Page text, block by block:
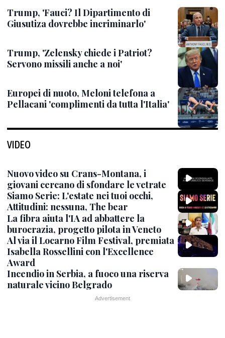
Trump, 'Fauci? Il Dipartimento di
Giusutiza dovrebbe incriminarlo'
Trump, 'Zelensky chiede i Patriot?
Servono missili anche a noi'
Europei di nuoto, Meloni telefona a
Pellacani 'complimenti da tutta l'Italia'
VIDEO
Nuovo video su Crans-Montana, i
giovani cercano di sfondare le vetrate
Siamo Serie: L'estate nei tuoi occhi,
Attitudini: nessuna, The bear
La fibra aiuta l'IA ad abbattere la
burocrazia, progetto pilota in Veneto
Al via il Locarno Film Festival, premiata
Isabella Rossellini con l'Excellence
Award
Incendio in Serbia, a fuoco una riserva
naturale vicino Belgrado